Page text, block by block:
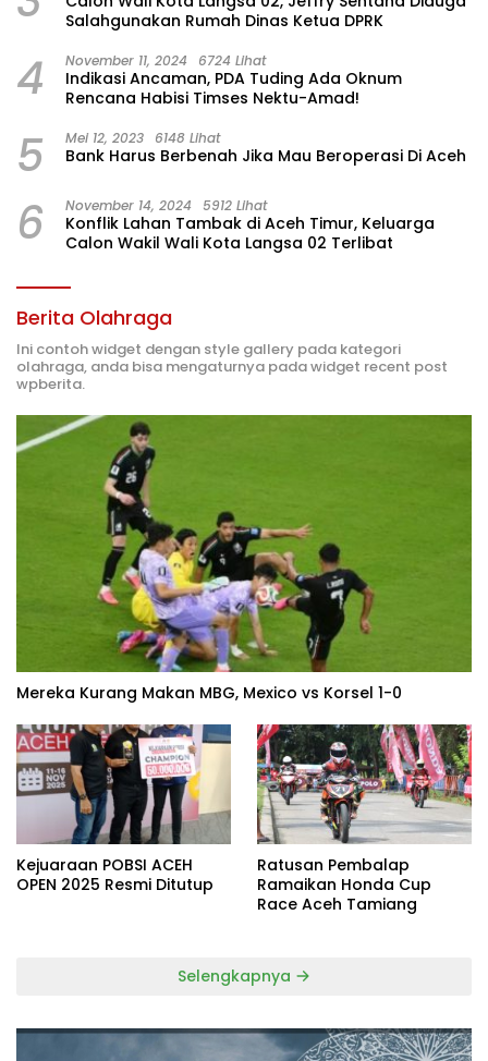
Salahgunakan Rumah Dinas Ketua DPRK
4 November 11, 2024 6724 Lihat
Indikasi Ancaman, PDA Tuding Ada Oknum
Rencana Habisi Timses Nektu-Amad!
5 Mei 12, 2023 6148 Lihat
Bank Harus Berbenah Jika Mau Beroperasi Di Aceh
6 November 14, 2024 5912 Lihat
Konflik Lahan Tambak di Aceh Timur, Keluarga
Calon Wakil Wali Kota Langsa 02 Terlibat
Berita Olahraga
Ini contoh widget dengan style gallery pada kategori
olahraga, anda bisa mengaturnya pada widget recent post
wpberita.
Mereka Kurang Makan MBG, Mexico vs Korsel 1-0
Kejuaraan POBSI ACEH
OPEN 2025 Resmi Ditutup
Ratusan Pembalap
Ramaikan Honda Cup
Race Aceh Tamiang
Selengkapnya